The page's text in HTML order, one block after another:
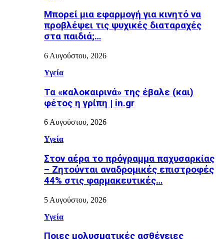
Μπορεί μια εφαρμογή για κινητό να
προβλέψει τις ψυχικές διαταραχές
στα παιδιά;…
6 Αυγούστου, 2026
Υγεία
Τα «καλοκαιρινά» της έβαλε (και)
φέτος η γρίπη | in.gr
6 Αυγούστου, 2026
Υγεία
Στον αέρα το πρόγραμμα παχυσαρκίας
– Ζητούνται αναδρομικές επιστροφές
44% στις φαρμακευτικές…
5 Αυγούστου, 2026
Υγεία
Ποιες μολυσματικές ασθένειες